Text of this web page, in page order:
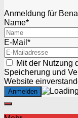
Anmeldung für
Name*
E-Mail*
Mit der Nutzung
Speicherung und
Website